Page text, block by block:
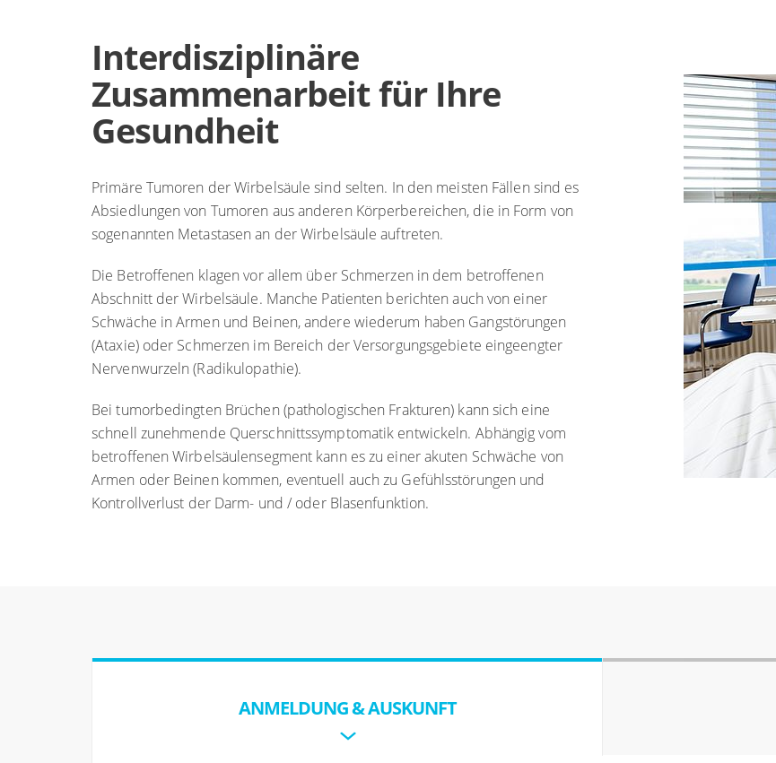
Interdisziplinäre
Zusammenarbeit für Ihre
Gesundheit
Primäre Tumoren der Wirbelsäule sind selten. In den meisten Fällen sind es
Absiedlungen von Tumoren aus anderen Körperbereichen, die in Form von
sogenannten Metastasen an der Wirbelsäule auftreten.
Die Betroffenen klagen vor allem über Schmerzen in dem betroffenen
Abschnitt der Wirbelsäule. Manche Patienten berichten auch von einer
Schwäche in Armen und Beinen, andere wiederum haben Gangstörungen
(Ataxie) oder Schmerzen im Bereich der Versorgungsgebiete eingeengter
Nervenwurzeln (Radikulopathie).
Bei tumorbedingten Brüchen (pathologischen Frakturen) kann sich eine
schnell zunehmende Querschnittssymptomatik entwickeln. Abhängig vom
betroffenen Wirbelsäulensegment kann es zu einer akuten Schwäche von
Armen oder Beinen kommen, eventuell auch zu Gefühlsstörungen und
Kontrollverlust der Darm- und / oder Blasenfunktion.
ANMELDUNG & AUSKUNFT